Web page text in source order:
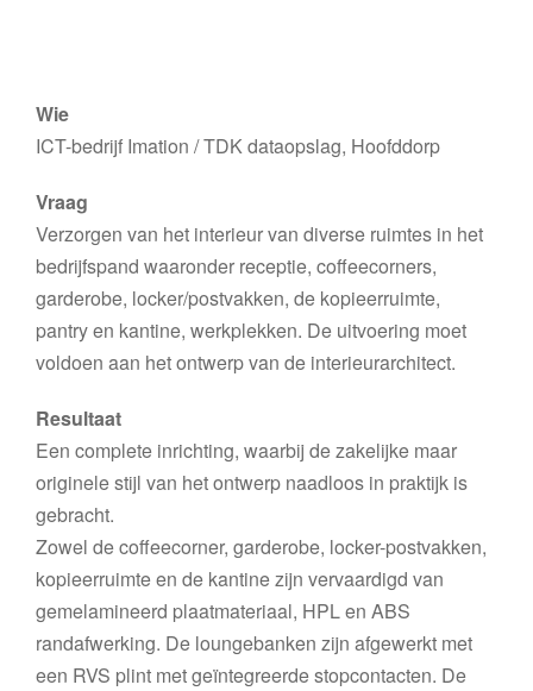
Wie
ICT-bedrijf Imation / TDK dataopslag, Hoofddorp
Vraag
Verzorgen van het interieur van diverse ruimtes in het
bedrijfspand waaronder receptie, coffeecorners,
garderobe, locker/postvakken, de kopieerruimte,
pantry en kantine, werkplekken. De uitvoering moet
voldoen aan het ontwerp van de interieurarchitect.
Resultaat
Een complete inrichting, waarbij de zakelijke maar
originele stijl van het ontwerp naadloos in praktijk is
gebracht.
Zowel de coffeecorner, garderobe, locker-postvakken,
kopieerruimte en de kantine zijn vervaardigd van
gemelamineerd plaatmateriaal, HPL en ABS
randafwerking. De loungebanken zijn afgewerkt met
een RVS plint met geïntegreerde stopcontacten. De